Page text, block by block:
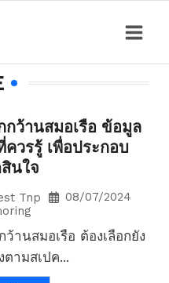
กว้านสมอเรือ ข้อมูล
วรรู้ เพื่อประกอบ
นใจ
Tnp
08/07/2024
ว้านสมอเรือ ต้องเลือกยัง
ตามสเปค...